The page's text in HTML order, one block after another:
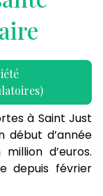
à Saint Just
début d’année
d’euros.
depuis février